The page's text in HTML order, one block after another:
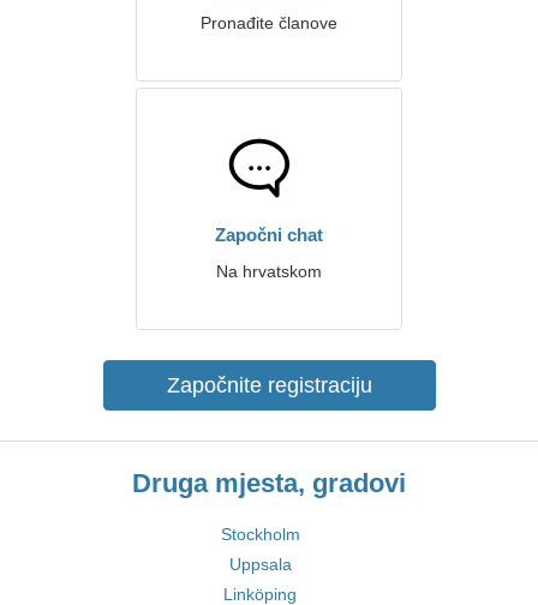
Pronađite članove
Započni chat
Na hrvatskom
Započnite registraciju
Druga mjesta, gradovi
Stockholm
Uppsala
Linköping